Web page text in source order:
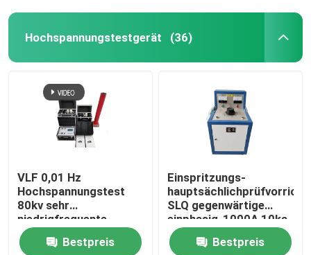
Hochspannungstestgerät (36)
VLF 0,01 Hz
Hochspannungstest
80kv sehr
niedrigfrequente
Wechselstrom-Hypot-
Tester
Bestpreis
Einspritzungs-
SLQ gegenwärtige
einphasig-1000A 10ka
Bestpreis